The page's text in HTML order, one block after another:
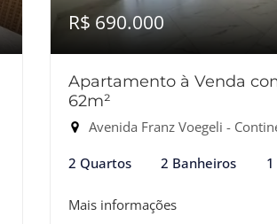
R$ 690.000
Apartamento à Venda
62m²
Avenida Franz Voegeli -
2 Quartos 2 Banheiros
Mais informações